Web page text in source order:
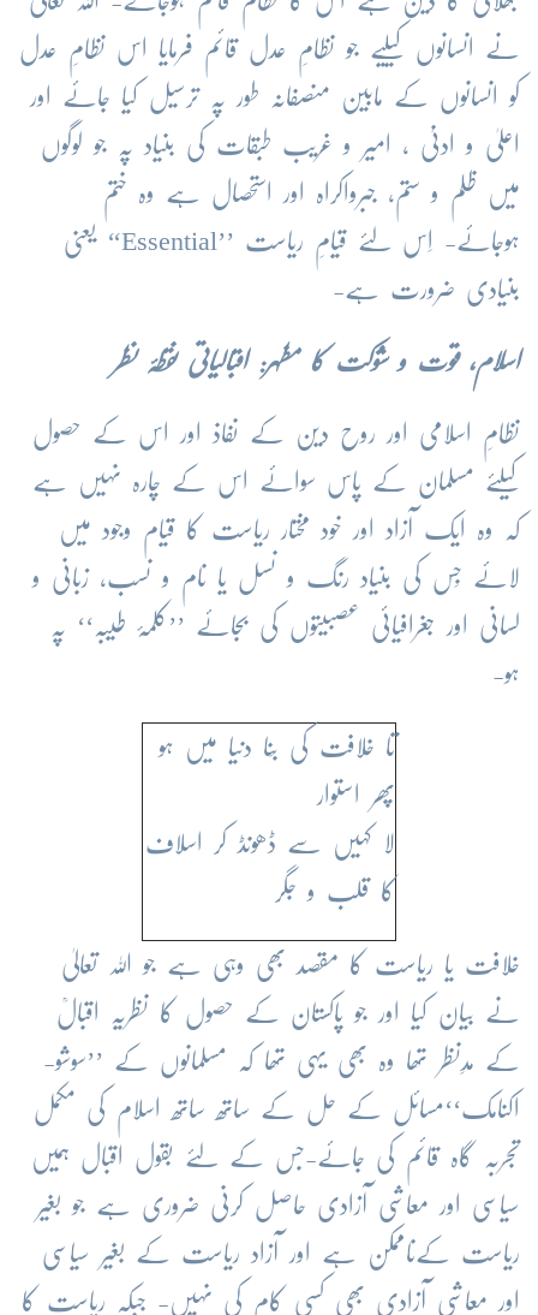
نے انسانوں کیلیے جو نظامِ عدل قائم فرمایا اس نظامِ عدل
کو انسانوں کے مابین منصفانہ طور پہ ترسیل کیا جائے اور
اعلیٰ و ادنیٰ ، امیر و غریب طبقات کی بنیاد پہ جو لوگوں
میں ظلم و ستم، جبرواکراہ اور استحصال ہے وہ ختم
ہوجائے- اِس لئے قیامِ ریاست ’’Essential‘‘ یعنی
بنیادی ضرورت ہے-
اسلام، قوت و شوکت کا مظہر: اقبالیاتی نقطۂ نظر
نظامِ اسلامی اور روح دین کے نفاذ اور اس کے حصول
کیلئے مسلمان کے پاس سوائے اس کے چارہ نہیں ہے
کہ وہ ایک آزاد اور خود مختار ریاست کا قیام وجود میں
لائے جِس کی بنیاد رنگ و نسل یا نام و نسب، زبانی و
لسانی اور جغرافیائی عصبیتوں کی بجائے ’’کلمۂ طیبہ‘‘ پہ
ہو-
تا خلافت کی بِنا دنیا میں ہو
پھر استوار
لا کہیں سے ڈھونڈ کر اسلاف
کا قلب و جگر
خلافت یا ریاست کا مقصد بھی وہی ہے جو اللہ تعالیٰ
نے بیان کیا اور جو پاکستان کے حصول کا نظریہ اقبالؒ
کے مدِنظر تھا وہ بھی یہی تھا کہ مسلمانوں کے ’’سوشو-
اکنامک‘‘مسائل کے حل کے ساتھ ساتھ اسلام کی مکمل
تجربہ گاہ قائم کی جائے-جس کے لئے بقول اقبال ہمیں
سیاسی اور معاشی آزادی حاصل کرنی ضروری ہے جو بغیر
ریاست کےناممکن ہے اور آزاد ریاست کے بغیر سیاسی
اور معاشی آزادی بھی کسی کام کی نہیں- جبکہ ریاست کا